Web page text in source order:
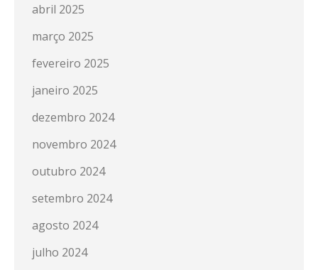
abril 2025
março 2025
fevereiro 2025
janeiro 2025
dezembro 2024
novembro 2024
outubro 2024
setembro 2024
agosto 2024
julho 2024